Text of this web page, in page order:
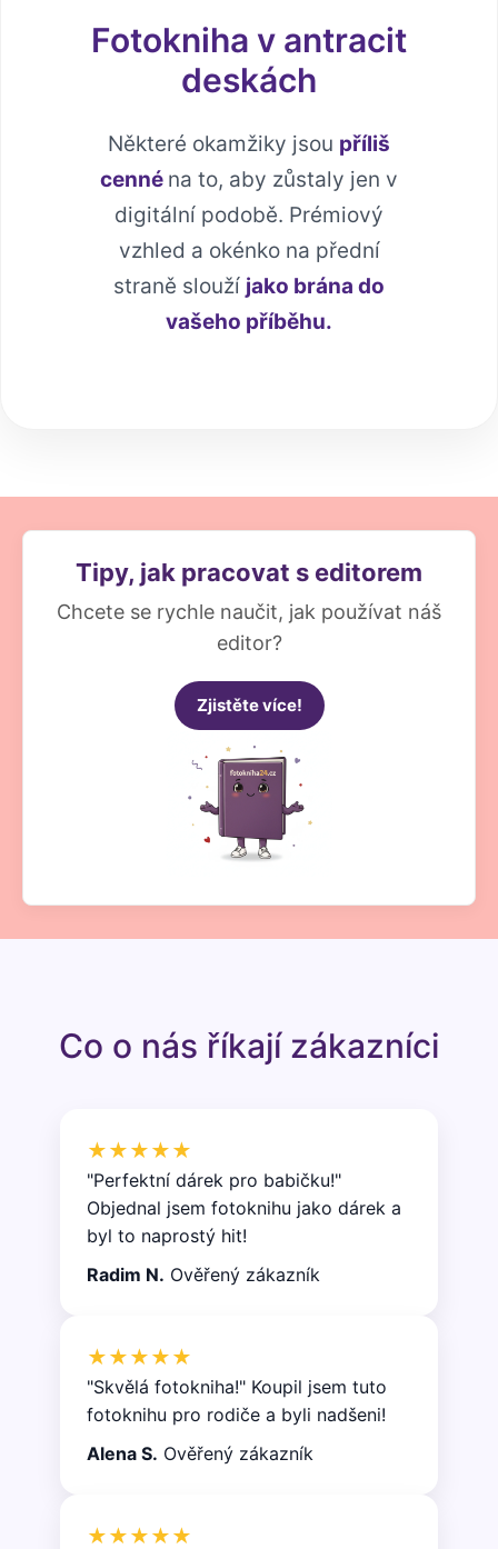
Fotokniha v antracit
deskách
Některé okamžiky jsou příliš
cenné na to, aby zůstaly jen v
digitální podobě. Prémiový
vzhled a okénko na přední
straně slouží jako brána do
vašeho příběhu.
Tipy, jak pracovat s editorem
Chcete se rychle naučit, jak používat náš
editor?
Zjistěte více!
Co o nás říkají zákazníci
★★★★★
"Perfektní dárek pro babičku!"
Objednal jsem fotoknihu jako dárek a
byl to naprostý hit!
Radim N. Ověřený zákazník
★★★★★
"Skvělá fotokniha!" Koupil jsem tuto
fotoknihu pro rodiče a byli nadšeni!
Alena S. Ověřený zákazník
★★★★★